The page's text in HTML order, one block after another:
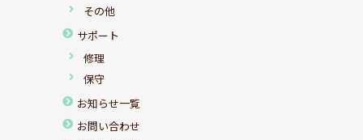
その他
サポート
修理
保守
お知らせ一覧
お問い合わせ